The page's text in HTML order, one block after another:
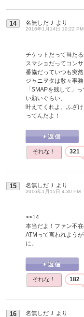
14 名無しだＪ より
2016年1月14日 10:22 PM
チケットだって当た
スマショだってコン
番協だっていつも突
ジャニヲタは散々事
「SMAPを残して」
い願いぐらい、
叶えてくれよ。ふざ
ってんだよ！
それな！ 321
15 名無しだＪ より
2016年1月15日 4:30 PM
>>14
本当だよ！ファン不
ATMって言われよう
に。
それな！ 182
16 名無しだＪ より